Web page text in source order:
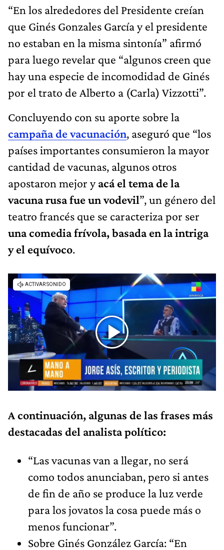
“En los alrededores del Presidente creían
que Ginés Gonzales García y el presidente
no estaban en la misma sintonía” afirmó
para luego revelar que “algunos creen que
hay una especie de incomodidad de Ginés
por el trato de Alberto a (Carla) Vizzotti”.
Concluyendo con su aporte sobre la
campaña de vacunación, aseguró que “los
países importantes consumieron la mayor
cantidad de vacunas, algunos otros
apostaron mejor yacá el tema de la
vacuna rusa fue un vodevil”, un género del
teatro francés que se caracteriza por ser
una comedia frívola, basada en la intriga
y el equívoco.
A continuación, algunas de las frases más
destacadas del analista político:
“Las vacunas van a llegar, no será
como todos anunciaban, pero si antes
de fin de año se produce la luz verde
para los jovatos la cosa puede más o
menos funcionar”.
Sobre Ginés González García: “En